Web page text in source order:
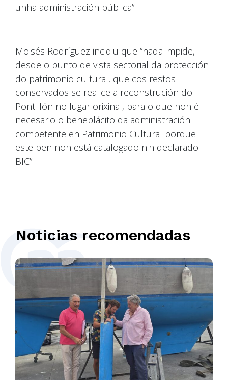
unha administración pública”.
Moisés Rodríguez incidiu que “nada impide,
desde o punto de vista sectorial da protección
do patrimonio cultural, que cos restos
conservados se realice a reconstrución do
Pontillón no lugar orixinal, para o que non é
necesario o beneplácito da administración
competente en Patrimonio Cultural porque
este ben non está catalogado nin declarado
BIC”.
Noticias recomendadas